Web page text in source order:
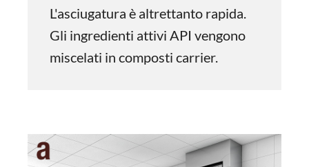
L'asciugatura è altrettanto rapida.
Gli ingredienti attivi API vengono
miscelati in composti carrier.